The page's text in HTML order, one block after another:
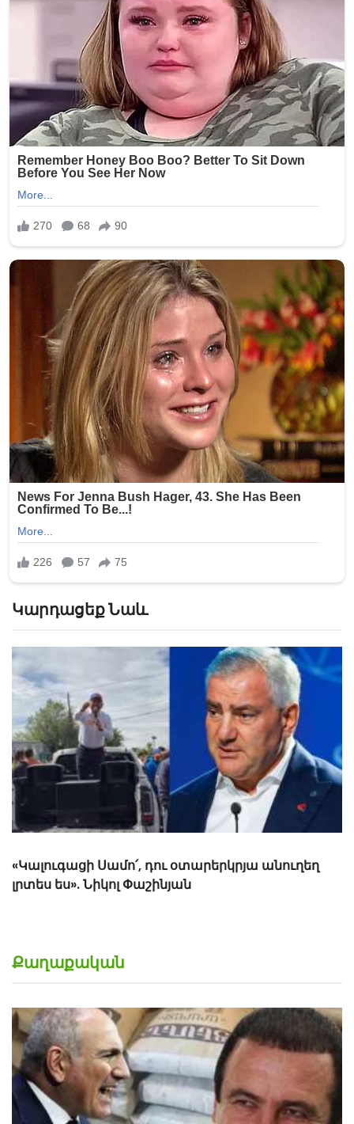
Կարդացեք Նաև
ՏԵՍԱՆՅՈւԹ Չորրորդ երեխայի դեպքում 2 միլիոն
դրամ, հինգերորդ երեխայի դեպքում բնակարան.
Քաղաքական